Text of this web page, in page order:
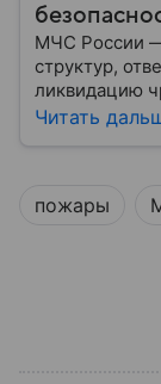
МЧС России —
структур,
ликвидацию
играет
задачи
Читать
пожары